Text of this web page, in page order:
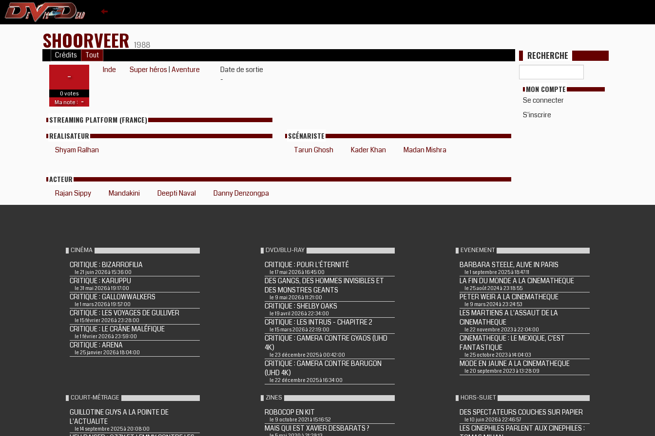
SHOORVEER 1988
Crédits Tout
-
0 votes
Ma note : -
Inde Super héros |Aventure
Date de sortie
-
STREAMING PLATFORM (FRANCE)
REALISATEUR
Shyam Ralhan
SCÉNARISTE
Tarun Ghosh Kader Khan Madan Mishra
ACTEUR
Rajan Sippy Mandakini Deepti Naval Danny Denzongpa
RECHERCHE
MON COMPTE
Se connecter
S'inscrire
CINÉMA
CRITIQUE : BIZARROFILIA
le 21 juin 2026 à 15:36:00
CRITIQUE : KARUPPU
le 31 mai 2026 à 19:17:00
CRITIQUE : GALLOWWALKERS
le 1 mars 2026 à 19:57:00
CRITIQUE : LES VOYAGES DE GULLIVER
le 15 février 2026 à 23:28:00
CRITIQUE : LE CRÂNE MALÉFIQUE
le 1 février 2026 à 23:59:00
CRITIQUE : ARENA
le 25 janvier 2026 à 18:04:00
DVD/BLU-RAY
CRITIQUE : POUR L'ÉTERNITÉ
le 17 mai 2026 à 16:45:00
DES GANGS, DES HOMMES INVISIBLES ET
DES MONSTRES GEANTS
le 9 mai 2026 à 11:21:00
CRITIQUE : SHELBY OAKS
le 19 avril 2026 à 22:34:00
CRITIQUE : LES INTRUS - CHAPITRE 2
le 15 mars 2026 à 22:19:00
CRITIQUE : GAMERA CONTRE GYAOS (UHD
4K)
le 23 décembre 2025 à 00:42:00
CRITIQUE : GAMERA CONTRE BARUGON
(UHD 4K)
le 22 décembre 2025 à 16:34:00
EVENEMENT
BARBARA STEELE, ALIVE IN PARIS
le 1 septembre 2025 à 18:47:11
LA FIN DU MONDE A LA CINEMATHEQUE
le 25 août 2024 à 23:18:55
PETER WEIR A LA CINEMATHEQUE
le 9 mars 2024 à 23:24:53
LES MARTIENS A L'ASSAUT DE LA
CINEMATHEQUE
le 22 novembre 2023 à 22:04:00
CINEMATHEQUE : LE MEXIQUE, C'EST
FANTASTIQUE
le 25 octobre 2023 à 14:04:03
MODE EN JAUNE A LA CINEMATHEQUE
le 20 septembre 2023 à 13:28:09
COURT-MÉTRAGE
GUILLOTINE GUYS A LA POINTE DE
L'ACTUALITE
le 14 septembre 2025 à 20:08:00
ZINES
ROBOCOP EN KIT
le 9 octobre 2021 à 15:16:52
MAIS QUI EST XAVIER DESBARATS ?
HORS-SUJET
DES SPECTATEURS COUCHES SUR PAPIER
le 10 juin 2026 à 22:46:57
LES CINEPHILES PARLENT AUX CINEPHILES :